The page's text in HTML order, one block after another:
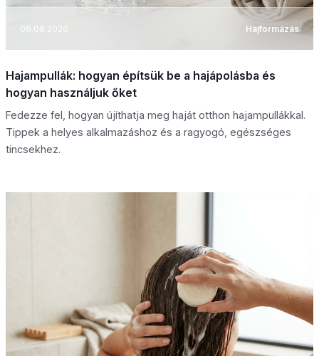
08.08.2026 Hajformázás
Hajampullák: hogyan építsük be a hajápolásba és
hogyan használjuk őket
Fedezze fel, hogyan újíthatja meg haját otthon hajampullákkal.
Tippek a helyes alkalmazáshoz és a ragyogó, egészséges
tincsekhez.